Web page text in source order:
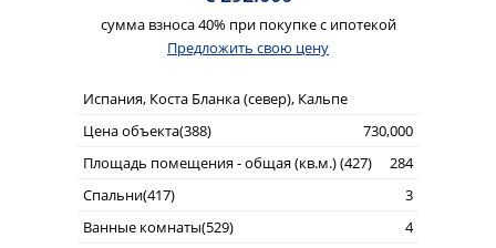
сумма взноса 40% при покупке с ипотекой
Предложить свою цену
Испания, Коста Бланка (север), Кальпе
Цена объекта(388)
730,000
Площадь помещения - общая (кв.м.) (427)
284
Спальни(417)
3
Ванные комнаты(529)
4